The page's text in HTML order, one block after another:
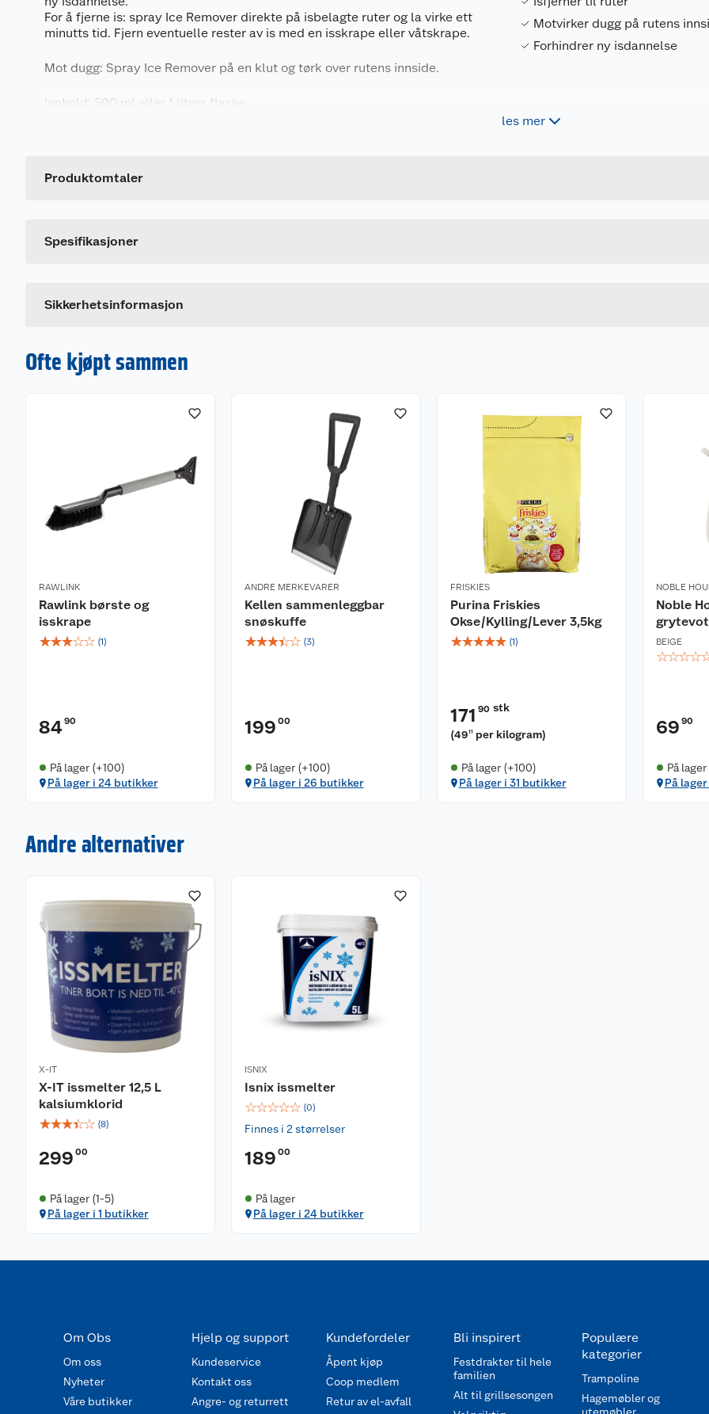
For å fjerne is: spray Ice Remover direkte på isbelagte ruter og la virke ett
minutts tid. Fjern eventuelle rester av is med en isskrape eller våtskrape.
Mot dugg: Spray Ice Remover på en klut og tørk over rutens innside.
Innhold: 500 ml eller 1 liters flaske
Motvirker dugg på rutens
Forhindrer ny isdannelse
les mer
Produktomtaler
Spesifikasjoner
Leverandørens artikkelnummer
Forpakningsmål
Sikkerhetsinformasjon
Merking
Dokumentasjon
Forsiktighetsutsagn
P210
Holdes vekk fra varme/gnister/åpen flamme/varme overflater. — Røyking forbudt.
Ofte kjøpt sammen
RAWLINK
Rawlink børste og
isskrape
☆☆☆☆☆ (1)
8490
På lager (+100)
På lager i 24 butikker
ANDRE MERKEVARER
Kellen sammenleggbar
snøskuffe
☆☆☆☆☆ (3)
199 00
På lager (+100)
På lager i 26 butikker
FRISKIES
Purina Friskies
Okse/Kylling/Lever 3,5kg
☆☆☆☆☆ (1)
171 90 stk
(4911 per kilogram)
På lager (+100)
På lager i 31 butikker
NOBLE
Noble
BEIGE
☆☆☆☆
69 90
På
På
Andre alternativer
X-IT
X-IT issmelter 12,5 L
kalsiumklorid
☆☆☆☆☆ (8)
299 00
På lager (1-5)
På lager i 1 butikker
ISNIX
Isnix issmelter
☆☆☆☆☆ (0)
Finnes i 2 størrelser
189 00
På lager
På lager i 24 butikker
Om Obs
Om oss
Nyheter
Våre butikker
Hjelp og support
Kundeservice
Kontakt oss
Angre- og returrett
Kundefordeler
Åpent kjøp
Coop medlem
Retur av el-avfall
Bli inspirert
Festdrakter til hele
familien
Alt til grillsesongen
Populære
kategorier
Trampoline
Hagemøbler og